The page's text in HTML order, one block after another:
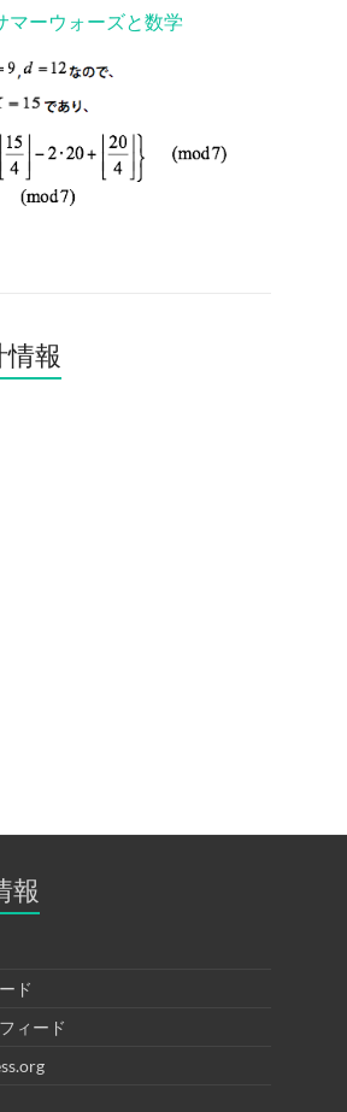
マーウォーズと数学
報
報
ド
ィード